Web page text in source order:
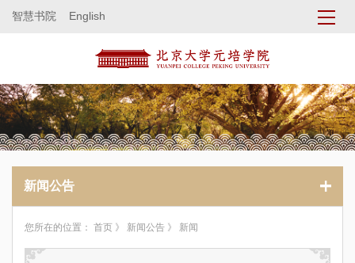
智慧书院 English
新闻公告
您所在的位置： 首页 》 新闻公告 》 新闻